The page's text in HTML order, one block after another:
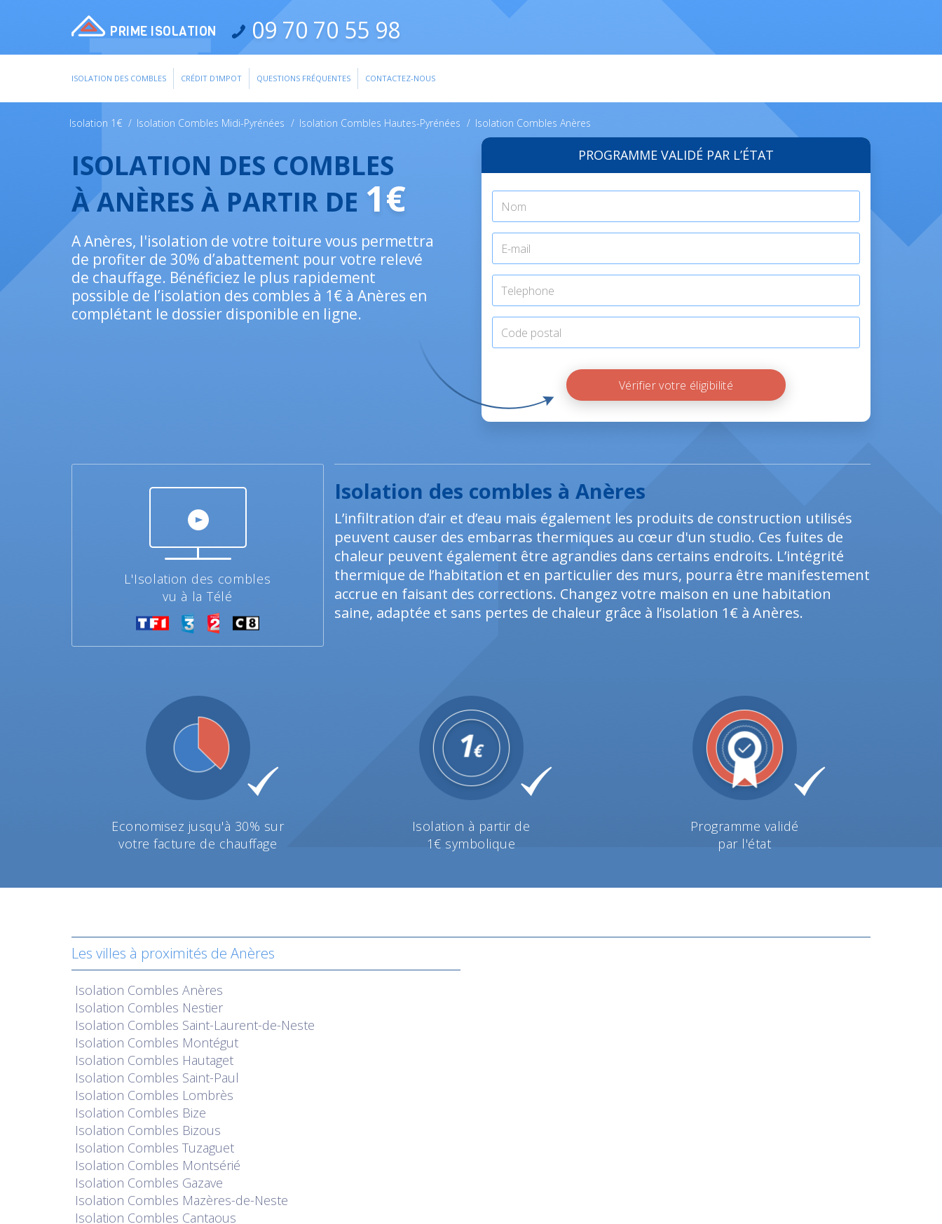
PRIME ISOLATION 09 70 70 55 98
ISOLATION DES COMBLES CRÉDIT D'IMPOT QUESTIONS FRÉQUENTES CONTACTEZ-NOUS
Isolation 1€ / Isolation Combles Midi-Pyrénées / Isolation Combles Hautes-Pyrénées / Isolation Combles Anères
ISOLATION DES COMBLES
À ANÈRES À PARTIR DE 1€
A Anères, l'isolation de votre toiture vous permettra
de profiter de 30% d’abattement pour votre relevé
de chauffage. Bénéficiez le plus rapidement
possible de l’isolation des combles à 1€ à Anères en
complétant le dossier disponible en ligne.
PROGRAMME VALIDÉ PAR L’ÉTAT
Vérifier votre éligibilité
L'Isolation des combles
vu à la Télé
Isolation des combles à Anères
L’infiltration d’air et d’eau mais également les produits de construction utilisés
peuvent causer des embarras thermiques au cœur d'un studio. Ces fuites de
chaleur peuvent également être agrandies dans certains endroits. L’intégrité
thermique de l’habitation et en particulier des murs, pourra être manifestement
accrue en faisant des corrections. Changez votre maison en une habitation
saine, adaptée et sans pertes de chaleur grâce à l’isolation 1€ à Anères.
Economisez jusqu'à 30% sur
votre facture de chauffage
Isolation à partir de
1€ symbolique
Programme validé
par l'état
Les villes à proximités de Anères
Isolation Combles Anères
Isolation Combles Nestier
Isolation Combles Saint-Laurent-de-Neste
Isolation Combles Montégut
Isolation Combles Hautaget
Isolation Combles Saint-Paul
Isolation Combles Lombrès
Isolation Combles Bize
Isolation Combles Bizous
Isolation Combles Tuzaguet
Isolation Combles Montsérié
Isolation Combles Gazave
Isolation Combles Mazères-de-Neste
Isolation Combles Cantaous